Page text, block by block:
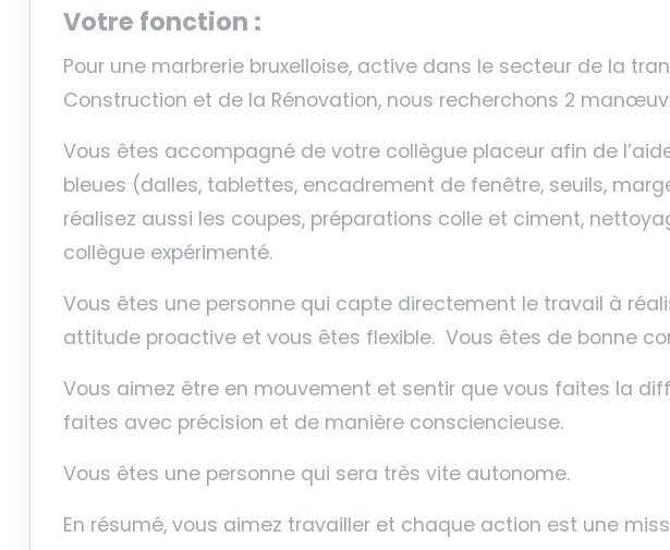
Votre fonction :
Pour une marbrerie bruxelloise, active dans le secteur de la
Construction et de la Rénovation, nous recherchons 2
Vous êtes accompagné de votre collègue placeur afin de
bleues (dalles, tablettes, encadrement de fenêtre, seuils,
réalisez aussi les coupes, préparations colle et ciment,
collègue expérimenté.
Vous êtes une personne qui capte directement le travail à
attitude proactive et vous êtes flexible. Vous êtes de bonne
Vous aimez être en mouvement et sentir que vous faites la
faites avec précision et de manière consciencieuse.
Vous êtes une personne qui sera très vite autonome.
En résumé, vous aimez travailler et chaque action est une